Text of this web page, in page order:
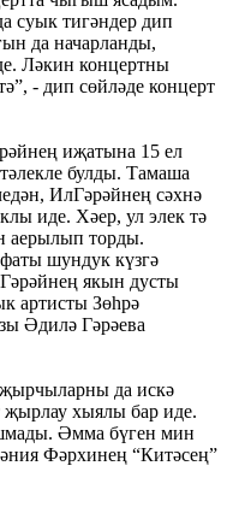
суык тигәндер дип
да начарланды,
Ләкин концертны
- дип сөйләде концерт
иҗатына 15 ел
булды. Тамаша
ИлГәрәйнең сәхнә
иде. Хәер, ул элек тә
аерылып торды.
шундук күзгә
якын дусты
артисты Зөһрә
Әдилә Гәрәева
җырчыларны да искә
хыялы бар иде.
Әмма бүген мин
Фәрхинең “Китәсең”